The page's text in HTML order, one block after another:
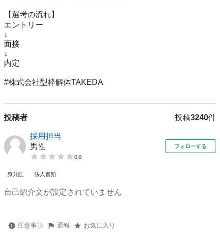
【選考の流れ】
エントリー
↓
面接
↓
内定
#株式会社型枠解体TAKEDA
投稿者 投稿3240件
採用担当
男性
0.0
フォローする
身分証 法人書類
自己紹介文が設定されていません
注意事項 通報 お気に入り